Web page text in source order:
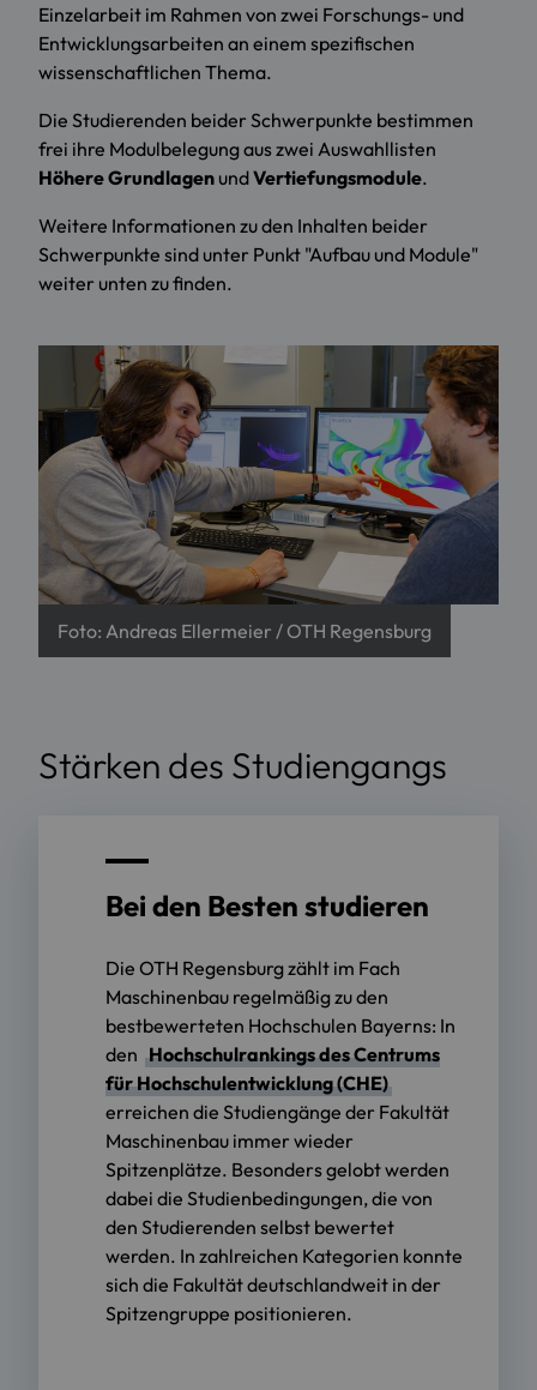
Einzelarbeit im Rahmen von zwei Forschungs- und
Entwicklungsarbeiten an einem spezifischen
wissenschaftlichen Thema.
Die Studierenden beider Schwerpunkte bestimmen
frei ihre Modulbelegung aus zwei Auswahllisten
Höhere Grundlagen undVertiefungsmodule.
Weitere Informationen zu den Inhalten beider
Schwerpunkte sind unter Punkt "Aufbau und Module"
weiter unten zu finden.
Foto: Andreas Ellermeier / OTH Regensburg
Stärken des Studiengangs
Bei den Besten studieren
Die OTH Regensburg zählt im Fach
Maschinenbau regelmäßig zu den
bestbewerteten Hochschulen Bayerns: In
den Hochschulrankings des Centrums
für Hochschulentwicklung (CHE)
erreichen die Studiengänge der Fakultät
Maschinenbau immer wieder
Spitzenplätze. Besonders gelobt werden
dabei die Studienbedingungen, die von
den Studierenden selbst bewertet
werden. In zahlreichen Kategorien konnte
sich die Fakultät deutschlandweit in der
Spitzengruppe positionieren.